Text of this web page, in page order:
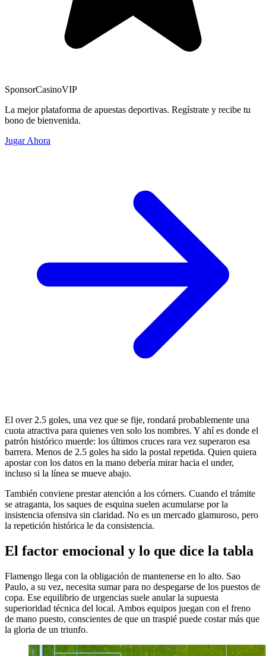
SponsorCasinoVIP
La mejor plataforma de apuestas deportivas. Regístrate y recibe tu
bono de bienvenida.
Jugar Ahora
El over 2.5 goles, una vez que se fije, rondará probablemente una
cuota atractiva para quienes ven solo los nombres. Y ahí es donde el
patrón histórico muerde: los últimos cruces rara vez superaron esa
barrera. Menos de 2.5 goles ha sido la postal repetida. Quien quiera
apostar con los datos en la mano debería mirar hacia el under,
incluso si la línea se mueve abajo.
También conviene prestar atención a los córners. Cuando el trámite
se atraganta, los saques de esquina suelen acumularse por la
insistencia ofensiva sin claridad. No es un mercado glamuroso, pero
la repetición histórica le da consistencia.
El factor emocional y lo que dice la tabla
Flamengo llega con la obligación de mantenerse en lo alto. Sao
Paulo, a su vez, necesita sumar para no despegarse de los puestos de
copa. Ese equilibrio de urgencias suele anular la supuesta
superioridad técnica del local. Ambos equipos juegan con el freno
de mano puesto, conscientes de que un traspié puede costar más que
la gloria de un triunfo.